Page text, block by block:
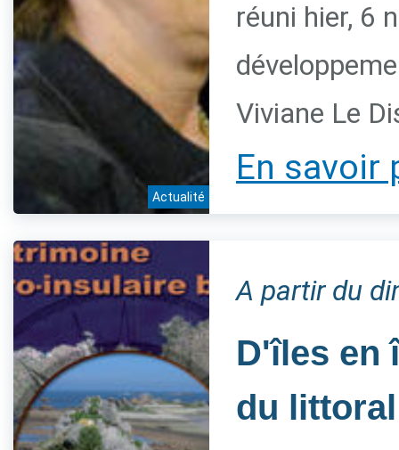
Actualité
réuni hier, 6
Viviane Le
En savoir
A partir du
D'îles en
du